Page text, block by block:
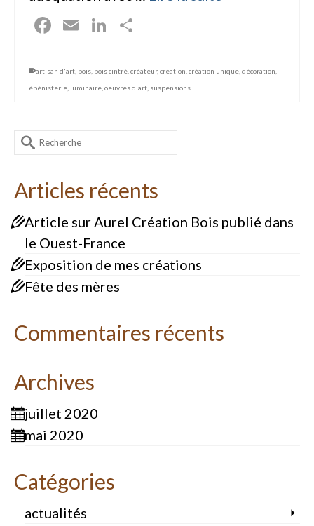
Facebook
EmailLinkedIn
artisan d'art bois bois cintré créateur, création création unique décoration
ébénisterie luminaire oeuvres d'art suspensions
Rechercher :
Articles récents
Article sur Aurel Création Bois publié dans
le Ouest-France
Exposition de mes créations
Fête des mères
Commentaires récents
Archives
juillet 2020
mai 2020
Catégories
actualités